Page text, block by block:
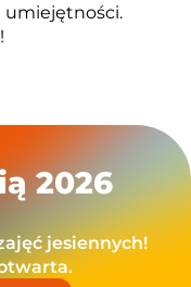
!
2026
jesiennych!